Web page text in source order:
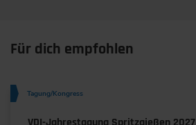
Für dich empfohlen
Tagung/Kongress